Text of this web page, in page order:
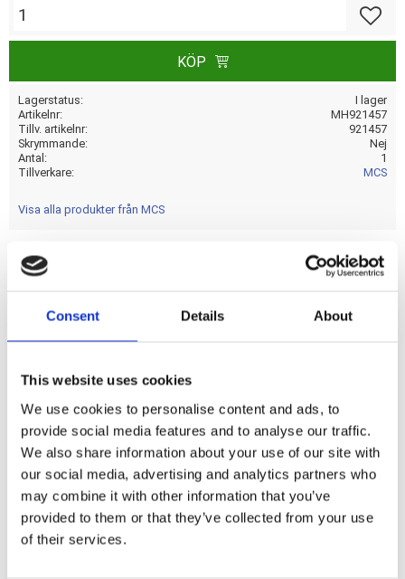
Consent Details About
This website uses cookies
We use cookies to personalise content and ads, to
provide social media features and to analyse our traffic.
We also share information about your use of our site with
our social media, advertising and analytics partners who
may combine it with other information that you’ve
provided to them or that they’ve collected from your use
of their services.
KÖP
Lagerstatus
I lager
Artikelnr
MH921457
Tillv. artikelnr
921457
Skrymmande
Nej
Antal
1
Tillverkare
MCS
Visa alla produkter från MCS
OEM replacement reference 34469-06; 34469-06A; 34469-
Dela med dig
F
a
c
e
b
o
o
k
Omdömen
Du